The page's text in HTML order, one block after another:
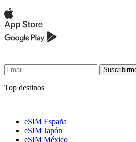
Top destinos
eSIM España
eSIM Japón
eSIM México